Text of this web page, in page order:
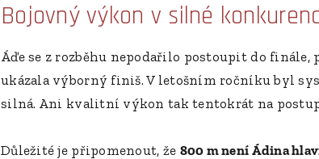
Bojovný výkon v silné
Áďe se z rozběhu nepodařilo postoupit do
ukázala výborný finiš. V letošním ročníku byl
silná. Ani kvalitní výkon tak tentokrát na
Důležité je připomenout, že 800 m není Ádina